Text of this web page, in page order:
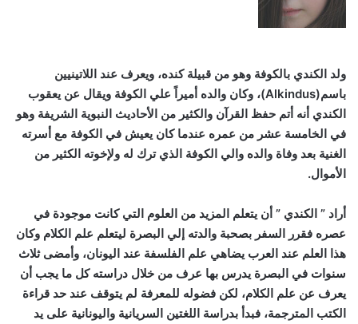
ولد الكندي بالكوفة وهو من قبيلة كنده، ويعرف عند اللاتينيين
باسم(Alkindus)، وكان والده أميراً علي الكوفة ويقال عن يعقوب
الكندي أنه أتم حفظ القرآن والكثير من الأحاديث النبوية الشريفة وهو
في الخامسة عشر من عمره عندما كان يعيش في الكوفة مع أسرته
الغنية بعد وفاة والده والي الكوفة الذي ترك له ولإخوته الكثير من
الأموال.
أراد ” الكندي ” أن يتعلم المزيد من العلوم التي كانت موجودة في
عصره فقرر السفر بصحبة والدته إلي البصرة ليتعلم علم الكلام وكان
هذا العلم عند العرب يضاهي علم الفلسفة عند اليونان، وأمضى ثلاث
سنوات في البصرة يدرس بها عرف من خلال دراسته كل ما يجب أن
يعرف عن علم الكلام، لكن فضوله للمعرفة لم يتوقف عند حد قراءة
الكتب المترجمة، فبدأ بدراسة اللغتين السريانية واليونانية على يد